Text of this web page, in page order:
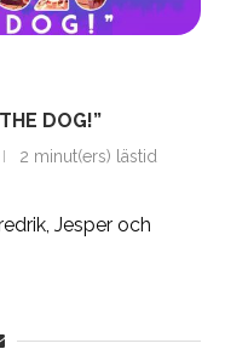
DOG!”
2 minut(ers) lästid
Jesper och